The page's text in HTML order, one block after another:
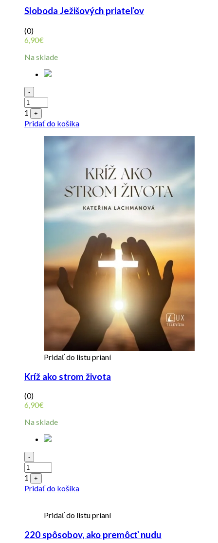
Sloboda Ježišových priateľov
(0)
6,90€
Na sklade
Quantity
-
1 +
Pridať do košíka
Pridať do listu prianí
Kríž ako strom života
(0)
6,90€
Na sklade
Quantity
-
1 +
Pridať do košíka
Pridať do listu prianí
220 spôsobov, ako premôcť nudu